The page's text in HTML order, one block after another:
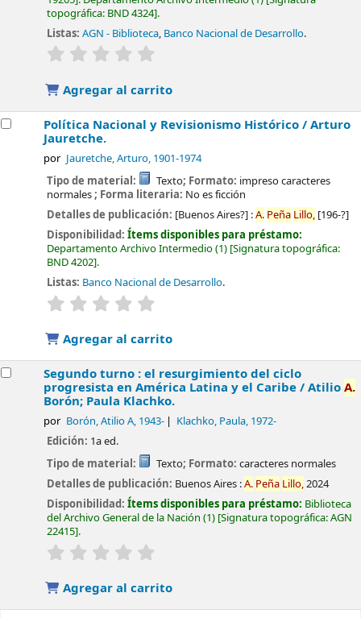
topográfica: BND 4324 .
Listas: AGN - Biblioteca, Banco Nacional de Desarrollo.
valoración
Agregar al carrito
Política Nacional y Revisionismo Histórico /Arturo
Jauretche.
por Jauretche, Arturo, 1901-1974
Tipo de material: Texto; Formato: impreso caracteres
normales; Forma literaria: No es ficción
Detalles de publicación: [Buenos Aires?] :A. Peña Lillo, [196-?]
Disponibilidad:Ítems disponibles para préstamo:
Departamento Archivo Intermedio(1) Signatura topográfica:
BND 4202 .
Listas: Banco Nacional de Desarrollo.
valoración
Agregar al carrito
Segundo turno : el resurgimiento del ciclo
progresista en América Latina y el Caribe /AtilioA.
Borón; Paula Klachko.
por Borón, Atilio A, 1943- Klachko, Paula, 1972-
Edición: 1a ed.
Tipo de material:
Texto; Formato: caracteres normales
Detalles de publicación: Buenos Aires :A. Peña Lillo,2024
Disponibilidad:Ítems disponibles para préstamo: Biblioteca
del Archivo General de la Nación (1) Signatura topográfica:AGN
22415 .
valoración
Agregar al carrito